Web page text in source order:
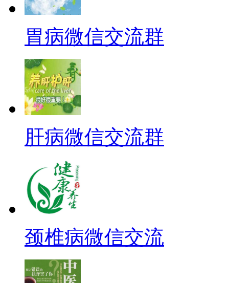
胃病微信交流群
肝病微信交流群
颈椎病微信交流